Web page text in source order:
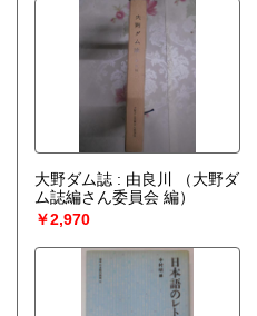
大野ダム誌 : 由良川
（大野ダ
ム誌編さん委員会 編）
￥2,970